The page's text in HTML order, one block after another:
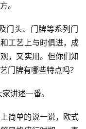
。
工艺上与时俱进，成
，又实用。但你们知
门牌有哪些特点吗？
讲述一番。
简单的说一说，欧式